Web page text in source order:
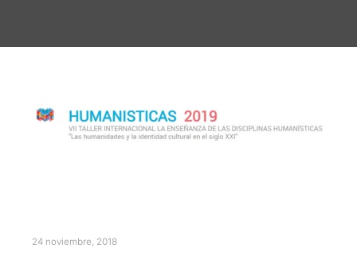
24 noviembre, 2018